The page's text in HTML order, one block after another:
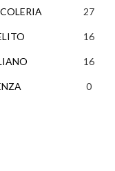
27
16
16
0